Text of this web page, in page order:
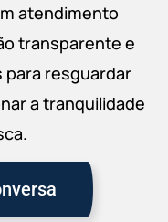
atendimento
transparente e
resguardar
a tranquilidade